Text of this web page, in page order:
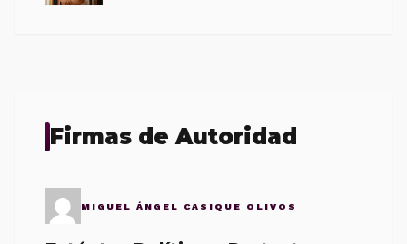
Firmas de Autoridad
MIGUEL ÁNGEL CASIQUE OLIVOS